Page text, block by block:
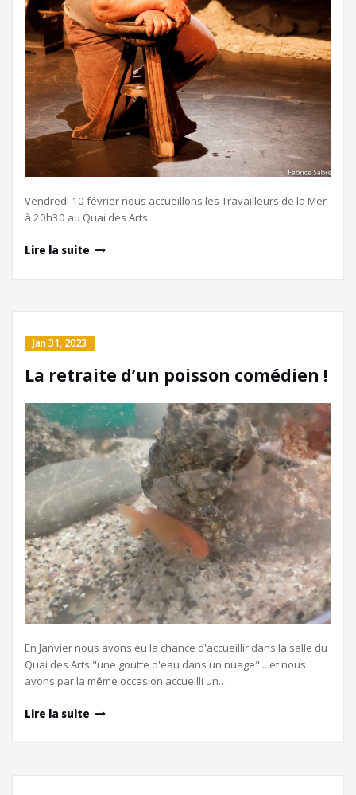
Vendredi 10 février nous accueillons les Travailleurs de la Mer
à 20h30 au Quai des Arts.
Lire la suite
Jan 31, 2023
La retraite d’un poisson comédien !
En Janvier nous avons eu la chance d'accueillir dans la salle du
Quai des Arts "une goutte d'eau dans un nuage"... et nous
avons par la même occasion accueilli un…
Lire la suite